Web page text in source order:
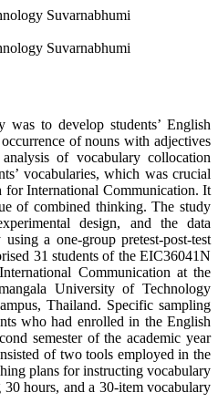
Suvarnabhumi
Suvarnabhumi
to develop students’ English
of nouns with adjectives
of vocabulary collocation
vocabularies, which was crucial
International Communication. It
of combined thinking. The study
design, and the data
a one-group pretest-post-test
31 students of the EIC36041N
Communication at the
University of Technology
Thailand. Specific sampling
who had enrolled in the English
semester of the academic year
of two tools employed in the
plans for instructing vocabulary
hours, and a 30-item vocabulary